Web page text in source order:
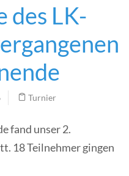
des LK-
Turnier
fand unser 2.
18 Teilnehmer gingen